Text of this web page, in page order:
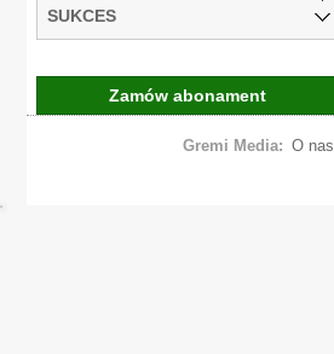
SUKCES
Zamów abonament
Gremi Media: O nas